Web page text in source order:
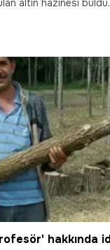
altın hazinesi buldu.